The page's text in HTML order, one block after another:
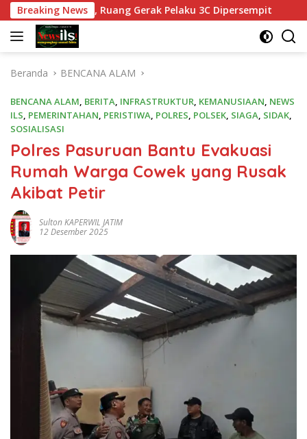
Langsung
ke
konten
Breaking News
Ruang Gerak Pelaku 3C Dipersempit Polres
Beranda BENCANA ALAM
BENCANA ALAM, BERITA, INFRASTRUKTUR, KEMANUSIAAN, NEWS
ILS, PEMERINTAHAN, PERISTIWA, POLRES, POLSEK, SIAGA, SIDAK,
SOSIALISASI
Polres Pasuruan Bantu Evakuasi
Rumah Warga Cowek yang Rusak
Akibat Petir
Sulton KAPERWIL JATIM
12 Desember 2025